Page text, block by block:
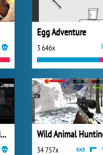
Egg Adventure
3 646x
The Last Stand Union City Wild Animal
34 757x